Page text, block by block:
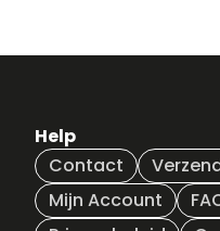
Help
Contact
Mijn Account